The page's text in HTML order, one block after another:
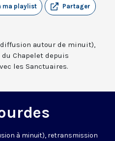
Partager
ma playlist
autour de minuit),
Chapelet depuis
les Sanctuaires.
à minuit), retransmission